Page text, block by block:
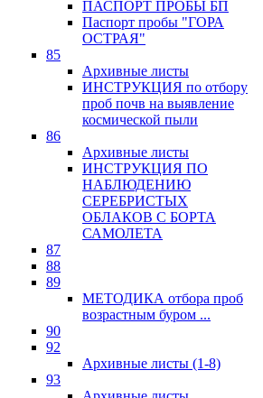
ПАСПОРТ ПРОБЫ БП
Паспорт пробы "ГОРА
ОСТРАЯ"
85
Архивные листы
ИНСТРУКЦИЯ по отбору
проб почв на выявление
космической пыли
86
Архивные листы
ИНСТРУКЦИЯ ПО
НАБЛЮДЕНИЮ
СЕРЕБРИСТЫХ
ОБЛАКОВ С БОРТА
САМОЛЕТА
87
88
89
МЕТОДИКА отбора проб
возрастным буром ...
90
92
Архивные листы (1-8)
93